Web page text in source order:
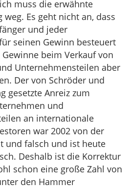
muss die erwähnte
weg. Es geht nicht an, dass
und jeder
seinen Gewinn besteuert
beim Verkauf von
Unternehmensteilen aber
Der von Schröder und
gesetzte Anreiz zum
und
an internationale
war 2002 von der
und falsch und ist heute
Deshalb ist die Korrektur
schon eine große Zahl von
den Hammer